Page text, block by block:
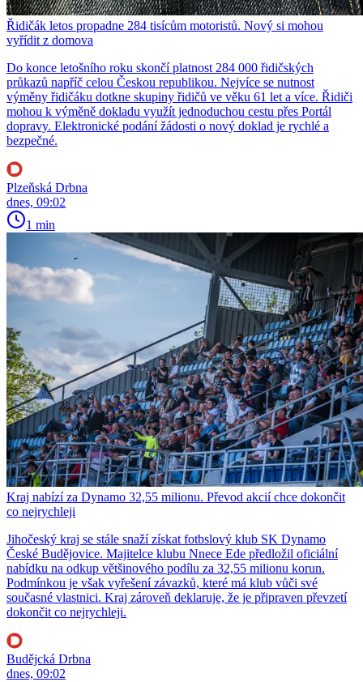
Řidičák letos propadne 284 tisícům motoristů. Nový si mohou
vyřídit z domova
Do konce letošního roku skončí platnost 284 000 řidičských
průkazů napříč celou Českou republikou. Nejvíce se nutnost
výměny řidičáku dotkne skupiny řidičů ve věku 61 let a více. Řidiči
mohou k výměně dokladu využít jednoduchou cestu přes Portál
dopravy. Elektronické podání žádosti o nový doklad je rychlé a
bezpečné.
Plzeňská Drbna
dnes, 09:02
1 min
Kraj nabízí za Dynamo 32,55 milionu. Převod akcií chce dokončit
co nejrychleji
Jihočeský kraj se stále snaží získat fotbslový klub SK Dynamo
České Budějovice. Majitelce klubu Nnece Ede předložil oficiální
nabídku na odkup většinového podílu za 32,55 milionu korun.
Podmínkou je však vyřešení závazků, které má klub vůči své
současné vlastnici. Kraj zároveň deklaruje, že je připraven převzetí
dokončit co nejrychleji.
Budějcká Drbna
dnes, 09:02